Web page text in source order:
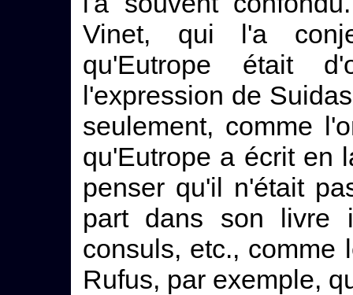
Vinet, qui l'a
qu'Eutrope était
l'expression de
seulement, comme
qu'Eutrope a écrit en
penser qu'il n'était
part dans son
consuls, etc., comme
Rufus, par exemple,